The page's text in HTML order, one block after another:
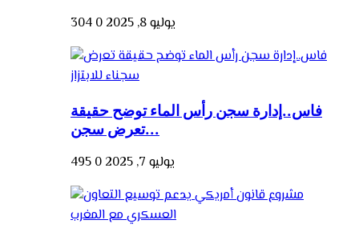
يوليو 8, 2025 0
304
فاس..إدارة سجن رأس الماء توضح حقيقة
تعرض سجن...
يوليو 7, 2025 0
495